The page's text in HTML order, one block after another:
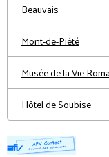
Beauvais
Mont-de-Piété
Musée de la Vie
Hôtel de Soubise